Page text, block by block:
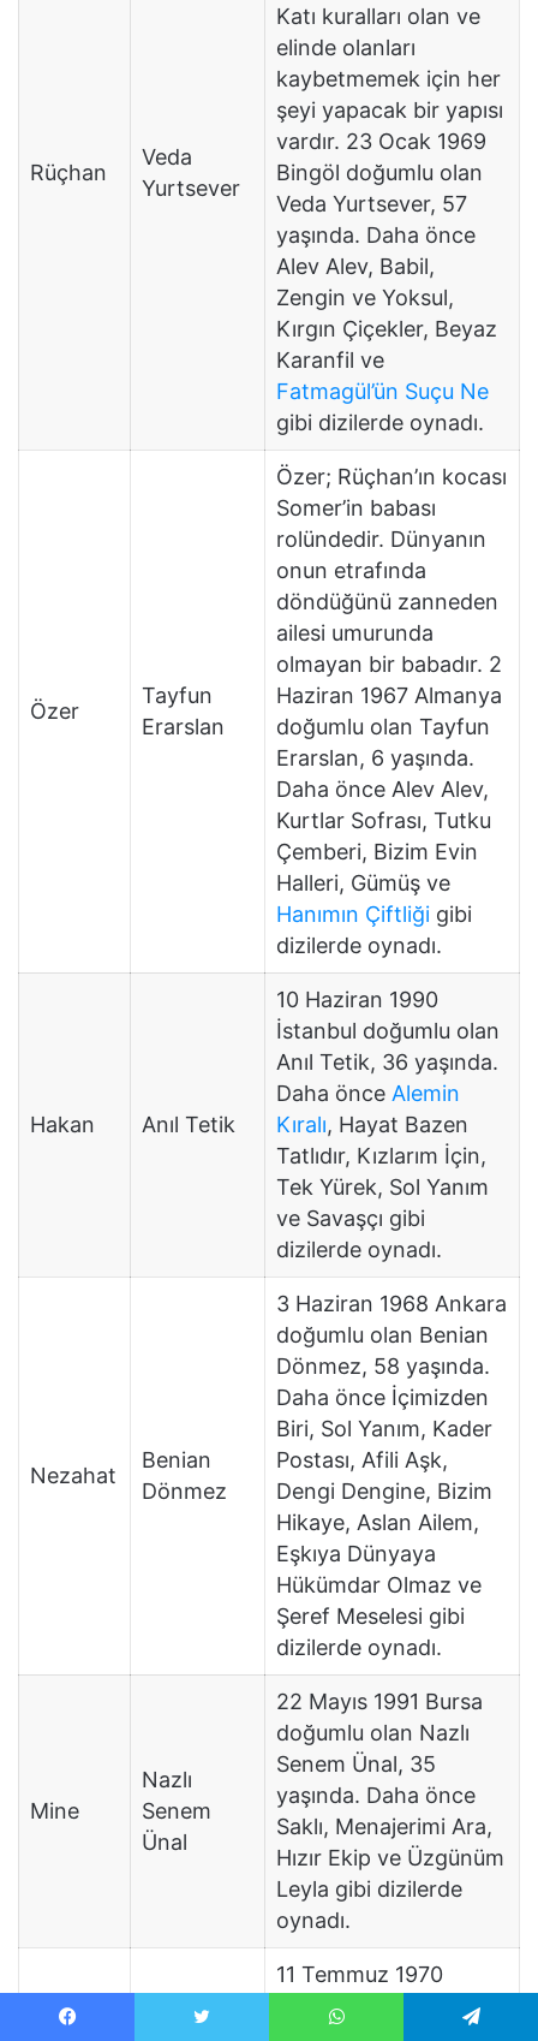
Rüçhan
Veda
Yurtsever
Katı kuralları olan ve
elinde olanları
kaybetmemek için her
şeyi yapacak bir yapısı
vardır. 23 Ocak 1969
Bingöl doğumlu olan
Veda Yurtsever, 57
yaşında. Daha önce
Alev Alev, Babil,
Zengin ve Yoksul,
Kırgın Çiçekler, Beyaz
Karanfil ve
Fatmagül’ün Suçu Ne
gibi dizilerde oynadı.
Özer
Tayfun
Erarslan
Özer; Rüçhan’ın kocası
Somer’in babası
rolündedir. Dünyanın
onun etrafında
döndüğünü zanneden
ailesi umurunda
olmayan bir babadır. 2
Haziran 1967 Almanya
doğumlu olan Tayfun
Erarslan, 6 yaşında.
Daha önce Alev Alev,
Kurtlar Sofrası, Tutku
Çemberi, Bizim Evin
Halleri, Gümüş ve
Hanımın Çiftliği gibi
dizilerde oynadı.
Hakan Anıl Tetik
10 Haziran 1990
İstanbul doğumlu olan
Anıl Tetik, 36 yaşında.
Daha önce Alemin
Kıralı, Hayat Bazen
Tatlıdır, Kızlarım İçin,
Tek Yürek, Sol Yanım
ve Savaşçı gibi
dizilerde oynadı.
Nezahat
Benian
Dönmez
3 Haziran 1968 Ankara
doğumlu olan Benian
Dönmez, 58 yaşında.
Daha önce İçimizden
Biri, Sol Yanım, Kader
Postası, Afili Aşk,
Dengi Dengine, Bizim
Hikaye, Aslan Ailem,
Eşkıya Dünyaya
Hükümdar Olmaz ve
Şeref Meselesi gibi
dizilerde oynadı.
Mine
Nazlı
Senem
Ünal
22 Mayıs 1991 Bursa
doğumlu olan Nazlı
Senem Ünal, 35
yaşında. Daha önce
Saklı, Menajerimi Ara,
Hızır Ekip ve Üzgünüm
Leyla gibi dizilerde
oynadı.
11 Temmuz 1970
Ankara doğumlu olan